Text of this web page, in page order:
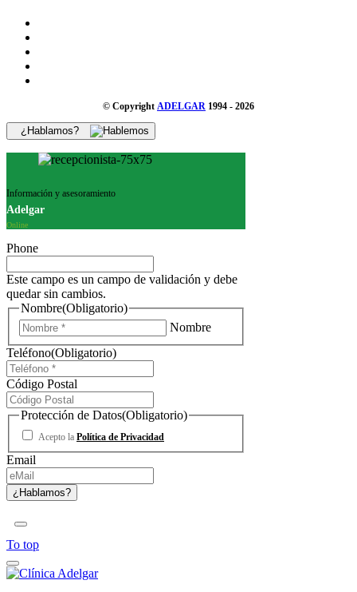
© Copyright ADELGAR 1994 - 2026
¿Hablamos?
Información y asesoramiento
Adelgar
Online
Phone
Este campo es un campo de validación y debe
quedar sin cambios.
Nombre(Obligatorio)
Nombre
Teléfono(Obligatorio)
Código Postal
Protección de Datos(Obligatorio)
Acepto la Política de Privacidad
Email
To top